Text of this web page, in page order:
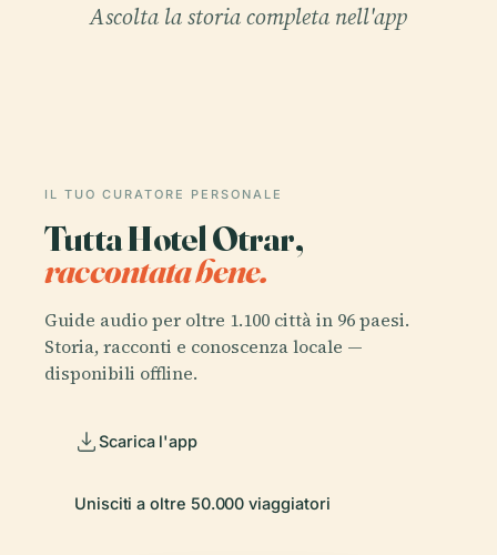
Ascolta la storia completa nell'app
IL TUO CURATORE PERSONALE
Tutta Hotel Otrar,
raccontata bene.
Guide audio per oltre 1.100 città in 96 paesi.
Storia, racconti e conoscenza locale —
disponibili offline.
Scarica l'app
Unisciti a oltre 50.000 viaggiatori